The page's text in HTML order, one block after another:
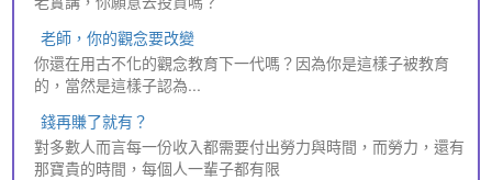
老師，你的觀念要改變
你還在用古不化的觀念教育下一代嗎？因為你是這樣子被教育
的，當然是這樣子認為...
錢再賺了就有？
對多數人而言每一份收入都需要付出勞力與時間，而勞力，還有
那寶貴的時間，每個人一輩子都有限